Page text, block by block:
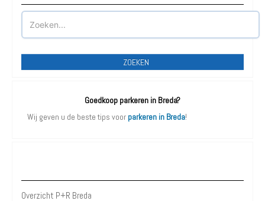
ZOEKEN
Goedkoop parkeren in Breda?
Wij geven u de beste tips voor parkeren in Breda!
Overzicht P+R Breda